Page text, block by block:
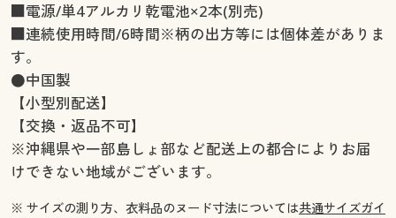
■電源/単4アルカリ乾電池×2本(別売)
■連続使用時間/6時間※柄の出方等には個体差がありま
す。
●中国製
【小型別配送】
【交換・返品不可】
※沖縄県や一部島しょ部など配送上の都合によりお届
けできない地域がございます。
※ サイズの測り方、衣料品のヌード寸法については共通サイズガイ